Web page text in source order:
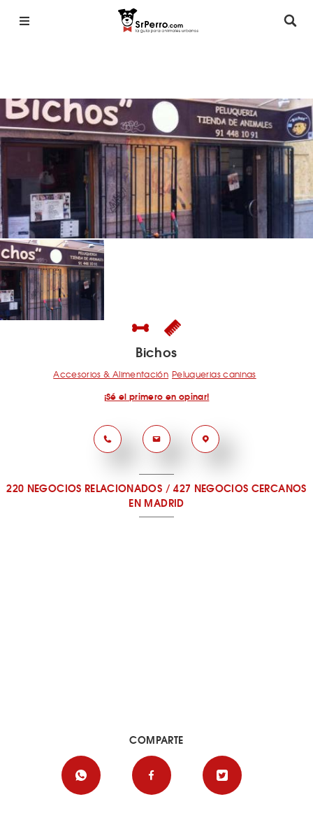
Bichos
Accesorios & Alimentación Peluquerias caninas
¡Sé el primero en opinar!
220 NEGOCIOS RELACIONADOS /427 NEGOCIOS CERCANOS
EN MADRID
COMPARTE